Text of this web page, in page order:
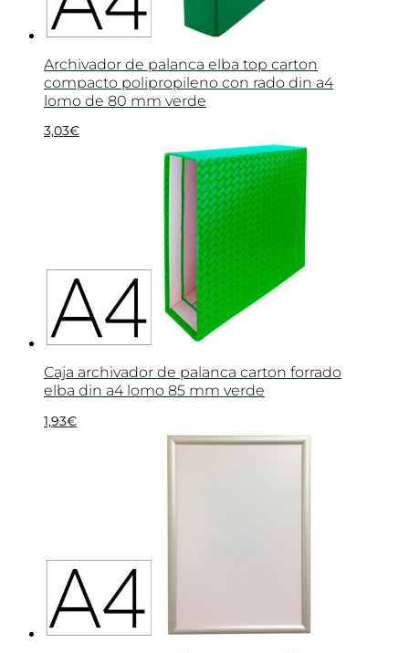
Archivador de palanca elba top carton
compacto polipropileno con rado din a4
lomo de 80 mm verde
3,03€
Caja archivador de palanca carton forrado
elba din a4 lomo 85 mm verde
1,93€